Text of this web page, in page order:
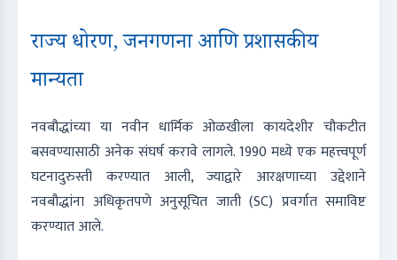
राज्य धोरण, जनगणना आणि प्रशासकीय
मान्यता
नवबौद्धांच्या या नवीन धार्मिक ओळखीला कायदेशीर चौकटीत
बसवण्यासाठी अनेक संघर्ष करावे लागले. 1990 मध्ये एक महत्त्वपूर्ण
घटनादुरुस्ती करण्यात आली, ज्याद्वारे आरक्षणाच्या उद्देशाने
नवबौद्धांना अधिकृतपणे अनुसूचित जाती (SC) प्रवर्गात समाविष्ट
करण्यात आले.